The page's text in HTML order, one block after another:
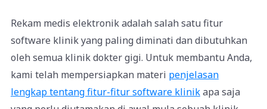
Rekam medis elektronik adalah salah satu fitur
software klinik yang paling diminati dan dibutuhkan
oleh semua klinik dokter gigi. Untuk membantu Anda,
kami telah mempersiapkan materi penjelasan
lengkap tentang fitur-fitur software klinikapa saja